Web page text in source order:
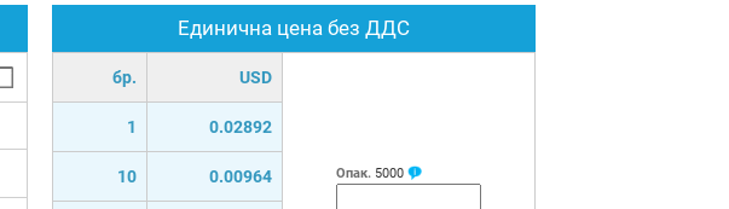
Единична цена без ДДС
бр. USD
1 0.02892
10 0.00964 Опак. 5000